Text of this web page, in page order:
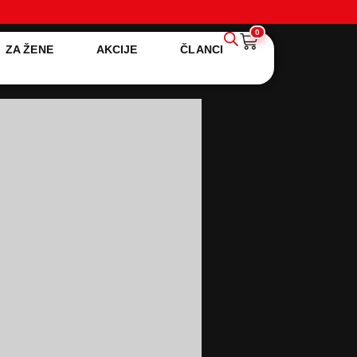
ZA ŽENE AKCIJE ČLANCI
0